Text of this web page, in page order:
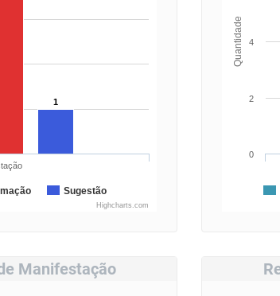
1
Sugestão
Highcharts.com
Quantidade
0
2
4
Manifestação